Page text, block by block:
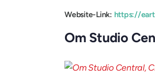
Website-Link: https://
Om Studio